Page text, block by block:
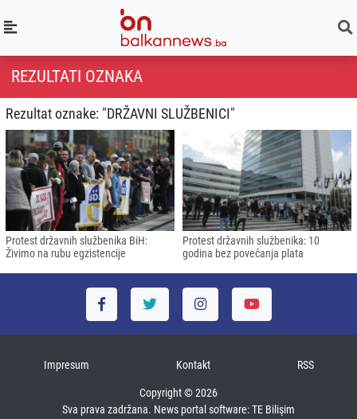
REZULTATI OZNAKA
Rezultat oznake: "DRŽAVNI SLUŽBENICI"
Protest državnih službenika BiH:
Živimo na rubu egzistencije
Protest državnih službenika: 10
godina bez povećanja plata
Impresum Kontakt RSS
Copyright © 2026
Sva prava zadržana. News portal software:TE Bilişim